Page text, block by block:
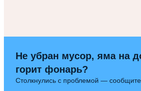
Не убран мусор, яма на
горит фонарь?
Столкнулись с проблемой —